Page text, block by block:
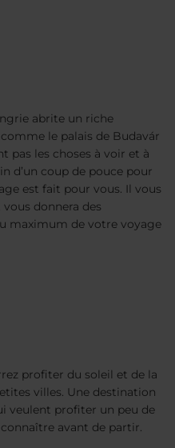
abrite un riche
le palais de Budavár
pas les choses à voir et à
d’un coup de pouce pour
est fait pour vous. Il vous
donnera des
maximum de votre voyage
profiter du soleil et de la
villes. Une destination
veulent profiter un peu de
avant de partir.